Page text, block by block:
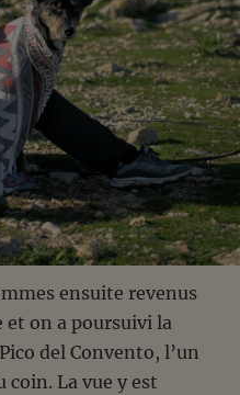
ensuite revenus
et on a poursuivi la
del Convento, l’un
coin. La vue y est